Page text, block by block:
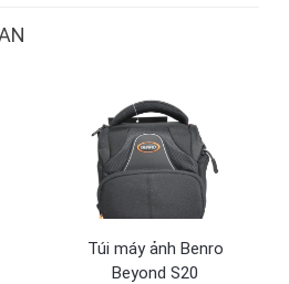
trọng lượng riêng của balô nhẹ.
Túi máy ảnh Benro
Beyond S20